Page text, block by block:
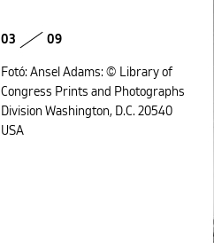
03 09
Fotó: Ansel Adams: © Library of
Congress Prints and Photographs
Division Washington, D.C. 20540
USA